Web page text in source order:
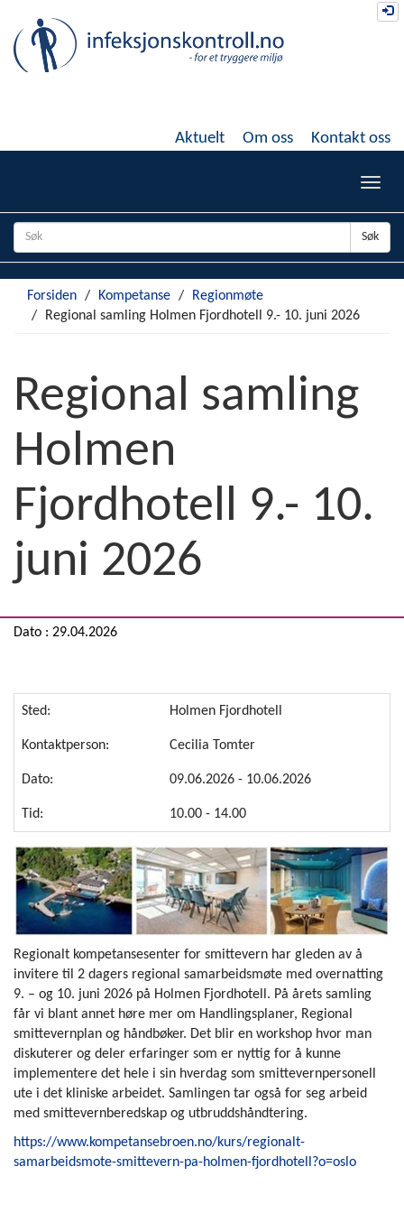
hovedinnhold
Aktuelt Om oss Kontakt oss
Søk
Forsiden Kompetanse
Regionmøte
Regional samling Holmen Fjordhotell 9.- 10. juni 2026
Regional samling
Holmen
Fjordhotell 9.- 10.
juni 2026
Dato : 29.04.2026
Sted: Holmen Fjordhotell
Kontaktperson: Cecilia Tomter
Dato: 09.06.2026 - 10.06.2026
Tid: 10.00 - 14.00
Regionalt kompetansesenter for smittevern har gleden av å
invitere til 2 dagers regional samarbeidsmøte med overnatting
9. – og 10. juni 2026 på Holmen Fjordhotell. På årets samling
får vi blant annet høre mer om Handlingsplaner, Regional
smittevernplan og håndbøker. Det blir en workshop hvor man
diskuterer og deler erfaringer som er nyttig for å kunne
implementere det hele i sin hverdag som smittevernpersonell
ute i det kliniske arbeidet. Samlingen tar også for seg arbeid
med smittevernberedskap og utbruddshåndtering.
https://www.kompetansebroen.no/kurs/regionalt-
samarbeidsmote-smittevern-pa-holmen-fjordhotell?o=oslo